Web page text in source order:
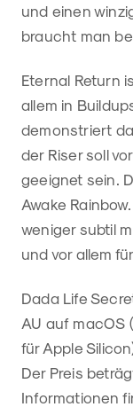
und einen
braucht man
Eternal Return
allem in
demonstriert
der Riser soll
geeignet sein.
Awake
weniger subtil
und vor allem
Dada Life
AU auf macOS
für Apple
Der Preis
Informationen